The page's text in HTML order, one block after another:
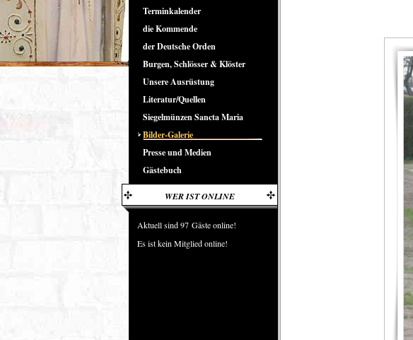
Terminkalender
die Kommende
der Deutsche Orden
Burgen, Schlösser & Klöster
Unsere Ausrüstung
Literatur/Quellen
Siegelmünzen Sancta Maria
Bilder-Galerie
Presse und Medien
Gästebuch
WER IST ONLINE
Aktuell sind 97 Gäste online!
Es ist kein Mitglied online!